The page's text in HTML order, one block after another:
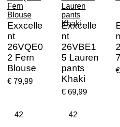
Exxcelle
nt
26VQE0
2 Fern
Blouse
€ 79,99
Exxcelle
nt
26VBE1
5 Lauren
pants
Khaki
€ 69,99
7